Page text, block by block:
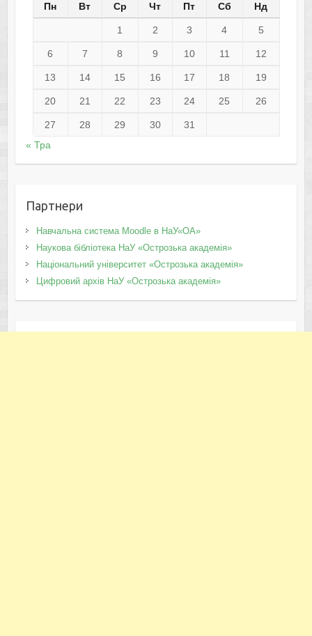
Пн Вт Ср Чт Пт Сб Нд
1 2 3 4 5
6 7 8 9 10 11 12
13 14 15 16 17 18 19
20 21 22 23 24 25 26
27 28 29 30
31
« Тра
Партнери
Навчальна система Moodle в НаУ«ОА»
Наукова бібліотека НаУ «Острозька академія»
Національний університет «Острозька академія»
Цифровий архів НаУ «Острозька академія»